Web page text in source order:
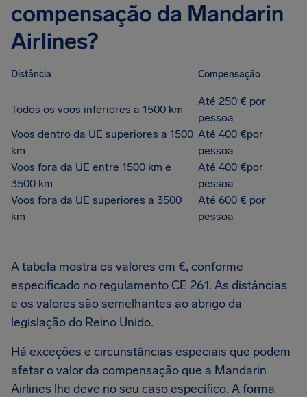
compensação da Mandarin
Airlines?
Distância Compensação
Todos os voos inferiores a 1500 km
Até 250 € por
pessoa
Voos dentro da UE superiores a 1500
km
Até 400 €por
pessoa
Voos fora da UE entre 1500 km e
3500 km
Até 400 €por
pessoa
Voos fora da UE superiores a 3500
km
Até 600 € por
pessoa
A tabela mostra os valores em €, conforme
especificado no regulamento CE 261. As distâncias
e os valores são semelhantes ao abrigo da
legislação do Reino Unido.
Há exceções e circunstâncias especiais que podem
afetar o valor da compensação que a Mandarin
Airlines lhe deve no seu caso específico. A forma